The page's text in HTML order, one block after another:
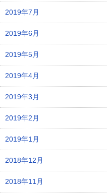
2019年7月
2019年6月
2019年5月
2019年4月
2019年3月
2019年2月
2019年1月
2018年12月
2018年11月